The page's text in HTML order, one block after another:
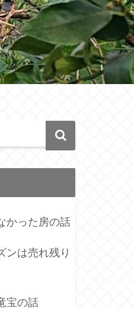
かった房の話
ンは売れ残り
宝の話